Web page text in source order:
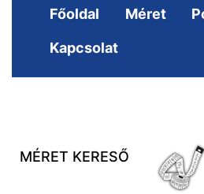
Főoldal Méret
Kapcsolat
MÉRET KERESŐ